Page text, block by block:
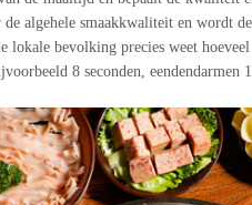
algehele smaakkwaliteit en wordt
lokale bevolking precies weet
8 seconden, eendendarmen